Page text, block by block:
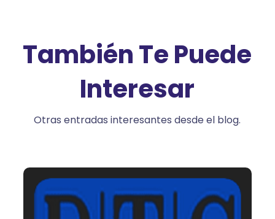
También Te Puede
Interesar
Otras entradas interesantes desde el blog.